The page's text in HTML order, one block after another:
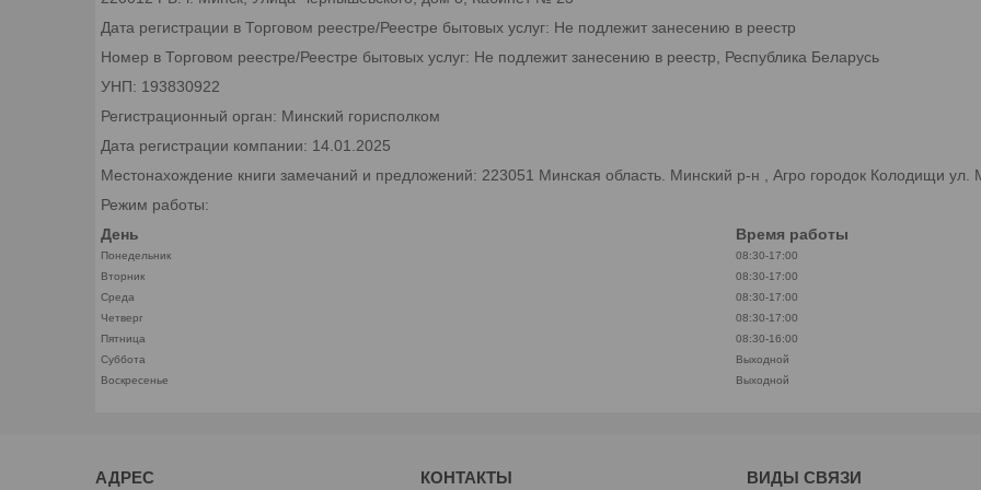
Дата регистрации в Торговом реестре/Реестре бытовых услуг: Не подлежит занесению в реестр
Номер в Торговом реестре/Реестре бытовых услуг: Не подлежит занесению в реестр, Республика Беларусь
УНП: 193830922
Регистрационный орган: Минский горисполком
Дата регистрации компании: 14.01.2025
Местонахождение книги замечаний и предложений: 223051 Минская область. Минский р-н , Агро городок Колодищи ул.
Режим работы:
День
Время работы
Понедельник
08:30-17:00
Вторник
08:30-17:00
Среда
08:30-17:00
Четверг
08:30-17:00
Пятница
08:30-16:00
Суббота
Выходной
Воскресенье
Выходной